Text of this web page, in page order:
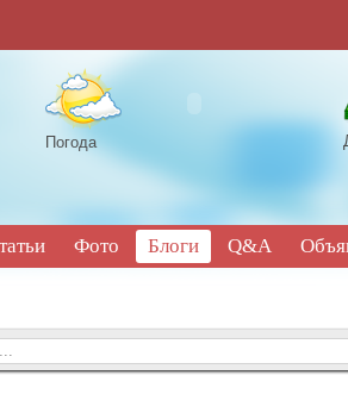
Погода
Фото Блоги Q&A